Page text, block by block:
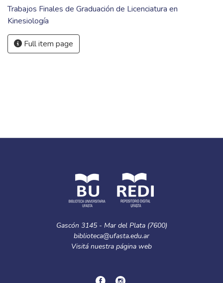
Trabajos Finales de Graduación de Licenciatura en
Kinesiología
Full item page
Gascón 3145 - Mar del Plata (7600)
biblioteca@ufasta.edu.ar
Visitá nuestra página web